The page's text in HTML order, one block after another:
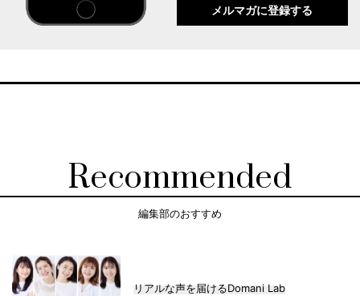
メルマガに登録する
Recommended
編集部のおすすめ
リアルな声を届けるDomani Lab